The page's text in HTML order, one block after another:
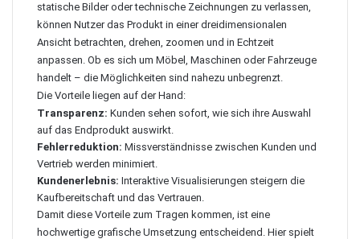
statische Bilder oder technische Zeichnungen zu verlassen,
können Nutzer das Produkt in einer dreidimensionalen
Ansicht betrachten, drehen, zoomen und in Echtzeit
anpassen. Ob es sich um Möbel, Maschinen oder Fahrzeuge
handelt – die Möglichkeiten sind nahezu unbegrenzt.
Die Vorteile liegen auf der Hand:
Transparenz: Kunden sehen sofort, wie sich ihre Auswahl
auf das Endprodukt auswirkt.
Fehlerreduktion: Missverständnisse zwischen Kunden und
Vertrieb werden minimiert.
Kundenerlebnis: Interaktive Visualisierungen steigern die
Kaufbereitschaft und das Vertrauen.
Damit diese Vorteile zum Tragen kommen, ist eine
hochwertige grafische Umsetzung entscheidend. Hier spielt